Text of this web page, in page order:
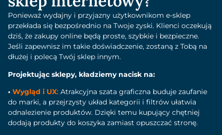
Ponieważ wydajny i przyjazny użytkownikom e-sklep
przekłada się bezpośrednio na Twoje zyski. Klienci oczekują
dziś, że zakupy online będą proste, szybkie i bezpieczne.
Jeśli zapewnisz im takie doświadczenie, zostaną z Tobą na
dłużej i polecą Twój sklep innym.
Projektując sklepy, kładziemy nacisk na:
• Wygląd i UX: Atrakcyjna szata graficzna buduje zaufanie
do marki, a przejrzysty układ kategorii i filtrów ułatwia
odnalezienie produktów. Dzięki temu kupujący chętniej
dodają produkty do koszyka zamiast opuszczać stronę.